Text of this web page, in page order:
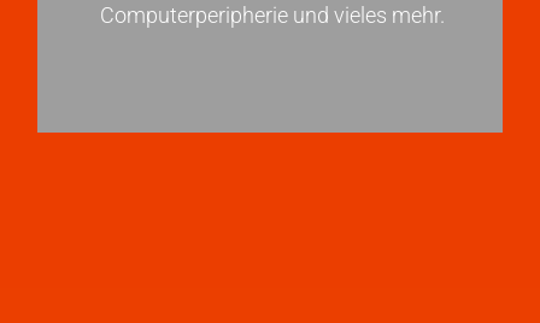
Computerperipherie und vieles mehr.